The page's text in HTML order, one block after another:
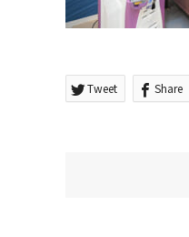
Tweet Share